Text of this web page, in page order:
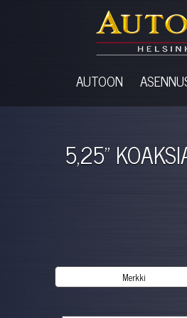
AUTOON
5,25"